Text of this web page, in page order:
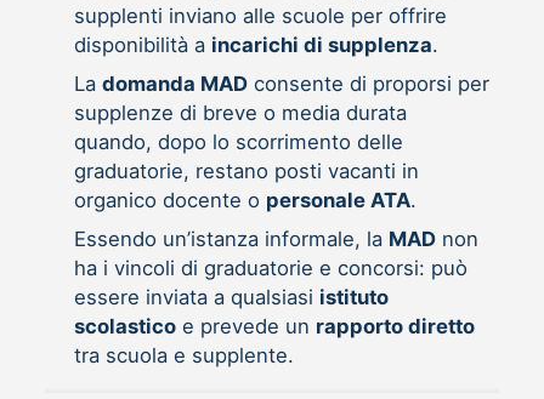
supplenti inviano alle scuole per offrire
disponibilità a incarichi di supplenza.
La domanda MADconsente di proporsi per
supplenze di breve o media durata
quando, dopo lo scorrimento delle
graduatorie, restano posti vacanti in
organico docente o personale ATA.
Essendo un’istanza informale, la MADnon
ha i vincoli di graduatorie e concorsi: può
essere inviata a qualsiasi istituto
scolasticoe prevede un rapporto diretto
tra scuola e supplente.